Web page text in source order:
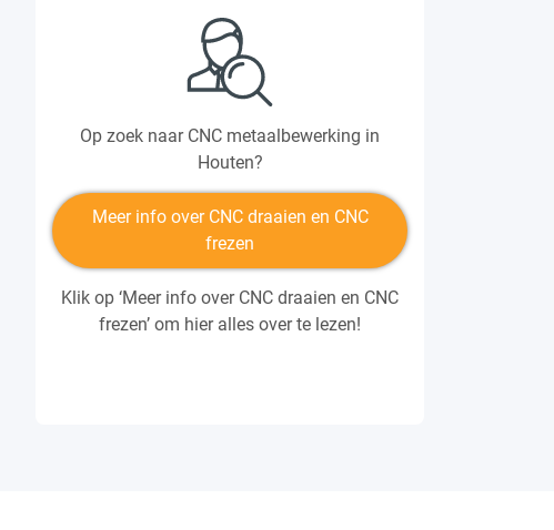
Op zoek naar CNC metaalbewerking in
Houten?
Meer info over CNC draaien en CNC
frezen
Klik op ‘Meer info over CNC draaien en CNC
frezen’ om hier alles over te lezen!